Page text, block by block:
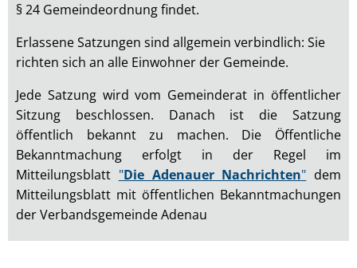
§ 24 Gemeindeordnung findet.
Erlassene Satzungen sind allgemein verbindlich: Sie
richten sich an alle Einwohner der Gemeinde.
Jede Satzung wird vom Gemeinderat in öffentlicher
Sitzung beschlossen. Danach ist die Satzung
öffentlich bekannt zu machen. Die Öffentliche
Bekanntmachung erfolgt in der Regel im
Mitteilungsblatt "Die Adenauer Nachrichten" dem
Mitteilungsblatt mit öffentlichen Bekanntmachungen
der Verbandsgemeinde Adenau